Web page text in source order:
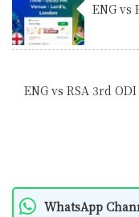
ENG vs
ENG vs RSA 3rd
WhatsApp